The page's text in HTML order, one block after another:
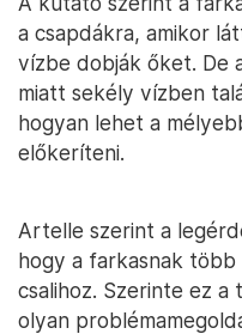
a csapdákra, amikor
vízbe dobják őket. De
miatt sekély vízben
hogyan lehet a
előkeríteni.
Artelle szerint a
hogy a farkasnak
csalihoz. Szerinte ez
olyan